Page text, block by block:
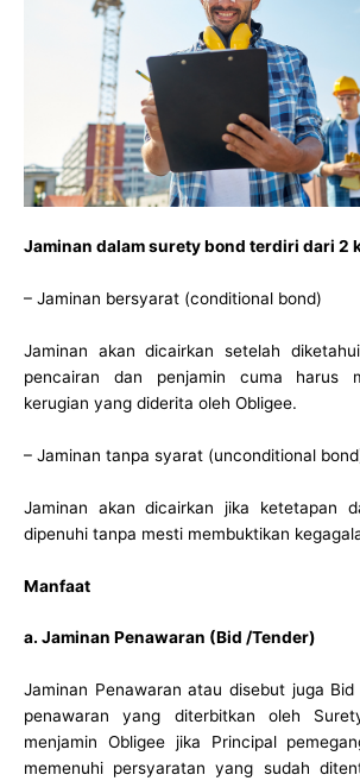
Jaminan dalam surety bond terdiri dari 2
– Jaminan bersyarat (conditional bond)
Jaminan akan dicairkan setelah
pencairan dan penjamin cuma harus
kerugian yang diderita oleh Obligee.
– Jaminan tanpa syarat (unconditional
Jaminan akan dicairkan jika ketetapan
dipenuhi tanpa mesti membuktikan
Manfaat
a. Jaminan Penawaran (Bid /Tender)
Jaminan Penawaran atau disebut juga Bid
penawaran yang diterbitkan oleh
menjamin Obligee jika Principal
memenuhi persyaratan yang sudah